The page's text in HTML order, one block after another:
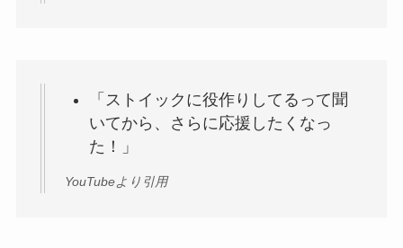
「ストイックに役作りしてるって聞
いてから、さらに応援したくなっ
た！」
YouTubeより引用